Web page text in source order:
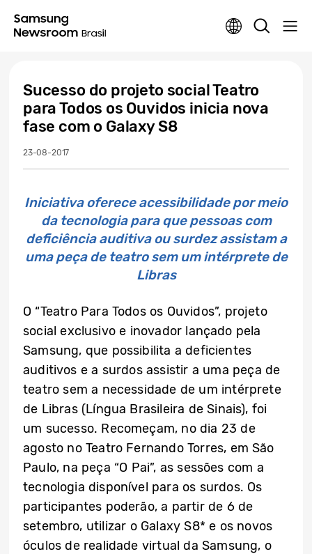
Sucesso do projeto social Teatro
para Todos os Ouvidos inicia nova
fase com o Galaxy S8
23-08-2017
Iniciativa oferece acessibilidade por meio
da tecnologia para que pessoas com
deficiência auditiva ou surdez assistam a
uma peça de teatro sem um intérprete de
Libras
O “Teatro Para Todos os Ouvidos”, projeto
social exclusivo e inovador lançado pela
Samsung, que possibilita a deficientes
auditivos e a surdos assistir a uma peça de
teatro sem a necessidade de um intérprete
de Libras (Língua Brasileira de Sinais), foi
um sucesso. Recomeçam, no dia 23 de
agosto no Teatro Fernando Torres, em São
Paulo, na peça “O Pai”, as sessões com a
tecnologia disponível para os surdos. Os
participantes poderão, a partir de 6 de
setembro, utilizar o Galaxy S8* e os novos
óculos de realidade virtual da Samsung, o